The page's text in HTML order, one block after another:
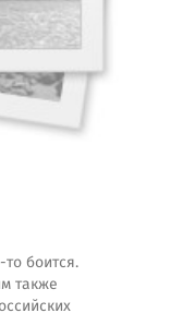
боится.
также